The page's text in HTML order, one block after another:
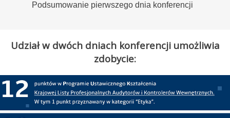
Podsumowanie pierwszego dnia konferencji
Udział w dwóch dniach konferencji umożliwia
zdobycie: